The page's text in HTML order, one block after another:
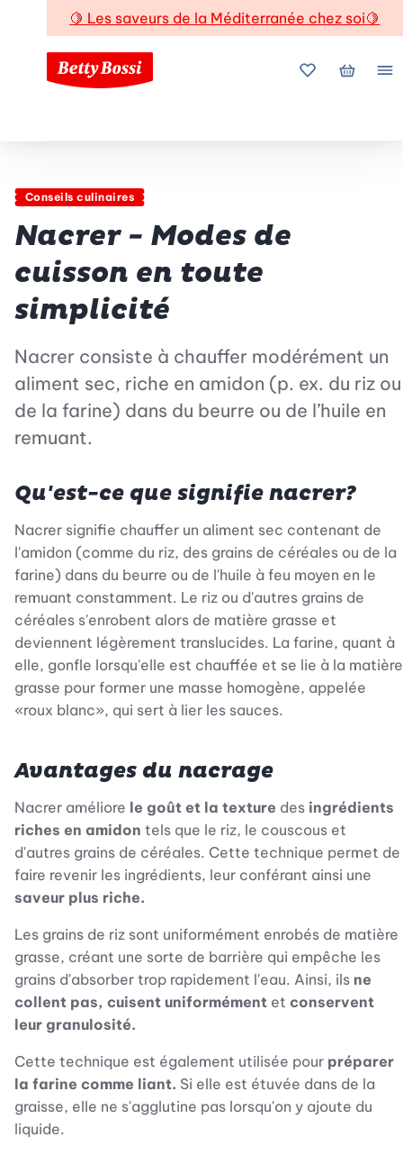
🍋 Les saveurs de la Méditerranée chez soi🍋
Mes favoris
Mon
Conseils culinaires
Nacrer - Modes de
cuisson en toute
simplicité
Nacrer consiste à chauffer modérément un
aliment sec, riche en amidon (p. ex. du riz ou
de la farine) dans du beurre ou de l’huile en
remuant.
Qu'est-ce que signifie nacrer?
Nacrer signifie chauffer un aliment sec contenant de
l'amidon (comme du riz, des grains de céréales ou de la
farine) dans du beurre ou de l'huile à feu moyen en le
remuant constamment. Le riz ou d'autres grains de
céréales s'enrobent alors de matière grasse et
deviennent légèrement translucides. La farine, quant à
elle, gonfle lorsqu'elle est chauffée et se lie à la matière
grasse pour former une masse homogène, appelée
«roux blanc», qui sert à lier les sauces.
Avantages du nacrage
Nacrer améliore le goût et la texture des ingrédients
riches en amidon tels que le riz, le couscous et
d'autres grains de céréales. Cette technique permet de
faire revenir les ingrédients, leur conférant ainsi une
saveur plus riche.
Les grains de riz sont uniformément enrobés de matière
grasse, créant une sorte de barrière qui empêche les
grains d'absorber trop rapidement l'eau. Ainsi, ils ne
collent pas, cuisent uniformément et conservent
leur granulosité.
Cette technique est également utilisée pour préparer
la farine comme liant. Si elle est étuvée dans de la
graisse, elle ne s'agglutine pas lorsqu'on y ajoute du
liquide.